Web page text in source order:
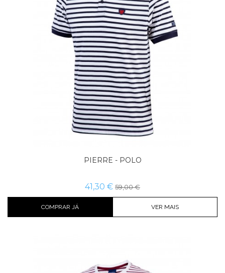
Comprar já
PIERRE - POLO
41,30 € 59,00 €
COMPRAR JÁ VER MAIS